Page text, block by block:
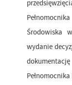
Środowiska
wydanie